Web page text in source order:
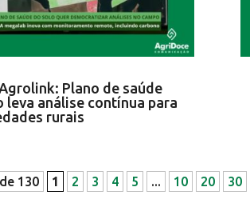
Plano de saúde
leva análise contínua para
rurais
130 1 2 3 4 5 ... 10 20 30